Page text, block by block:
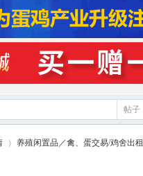
帖子
养殖闲置品／禽、蛋交易/鸡舍出租